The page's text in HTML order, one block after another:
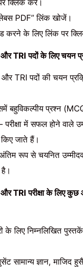
क्लिक करें।
PDF” लिंक खोजें।
करने के लिए लिंक पर
TRI पदों के लिए चयन
TRI पदों की चयन
बहुविकल्पीय प्रश्न
परीक्षा में सफल होने वाले
जाते हैं।
रूप से चयनित
है।
TRI परीक्षा के लिए
के लिए निम्नलिखित
सामान्य ज्ञान, माजिद